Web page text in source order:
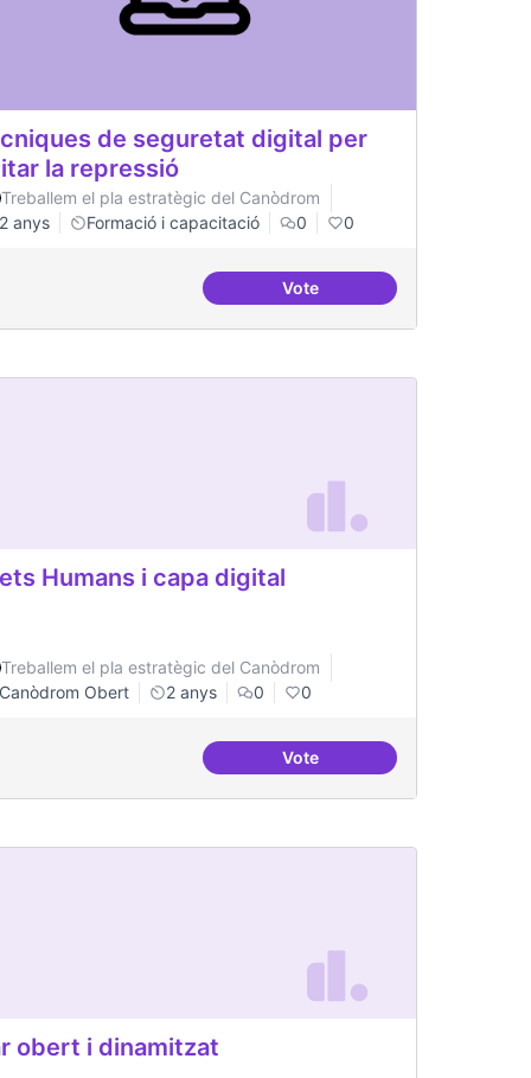
pública
de seguretat digital per
la repressió
Treballem el pla estratègic del Canòdrom
2 anys
Formació i capacitació 0 0
VoteTècniques de seguretat
Humans i capa digital
Treballem el pla estratègic del Canòdrom
Canòdrom Obert
2 anys 0 0
VoteDrets Humans i capa digital
obert i dinamitzat